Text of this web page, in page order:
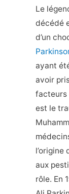
Le
décédé
d’un
ayant
avoir
facteurs
est le
l’origine
aux
rôle. En